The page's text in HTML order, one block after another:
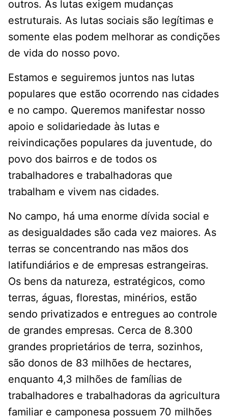
outros. As lutas exigem mudanças
estruturais. As lutas sociais são legítimas e
somente elas podem melhorar as condições
de vida do nosso povo.
Estamos e seguiremos juntos nas lutas
populares que estão ocorrendo nas cidades
e no campo. Queremos manifestar nosso
apoio e solidariedade às lutas e
reivindicações populares da juventude, do
povo dos bairros e de todos os
trabalhadores e trabalhadoras que
trabalham e vivem nas cidades.
No campo, há uma enorme dívida social e
as desigualdades são cada vez maiores. As
terras se concentrando nas mãos dos
latifundiários e de empresas estrangeiras.
Os bens da natureza, estratégicos, como
terras, águas, florestas, minérios, estão
sendo privatizados e entregues ao controle
de grandes empresas. Cerca de 8.300
grandes proprietários de terra, sozinhos,
são donos de 83 milhões de hectares,
enquanto 4,3 milhões de famílias de
trabalhadores e trabalhadoras da agricultura
familiar e camponesa possuem 70 milhões